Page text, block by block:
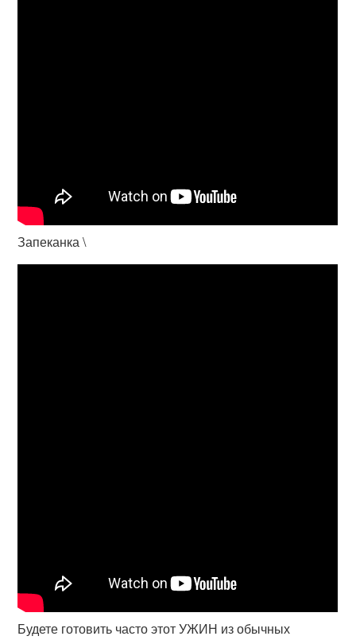
Запеканка \
Будете готовить часто этот УЖИН из обычных